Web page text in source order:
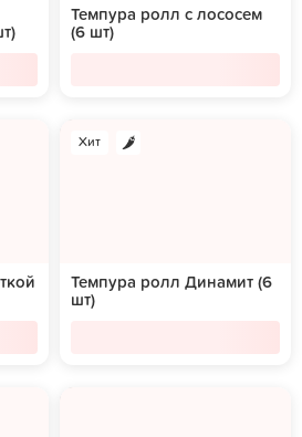
Темпура ролл с лососем
(6 шт)
Хит
Темпура ролл Динамит (6
шт)